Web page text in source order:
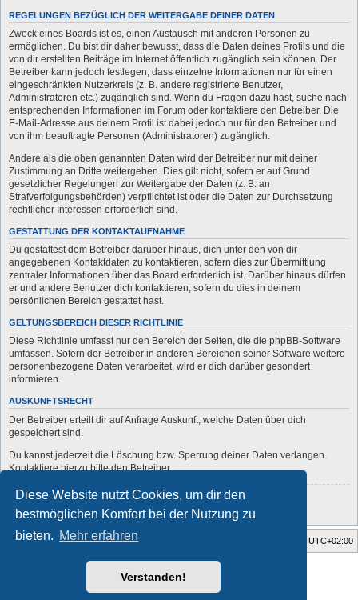
Diese Website nutzt Cookies, um dir den
bestmöglichen Komfort bei der Nutzung zu
bieten. Mehr erfahren
Verstanden!
REGELUNGEN BEZÜGLICH DER WEITERGABE DEINER DATEN
Zweck eines Boards ist es, einen Austausch mit anderen Personen zu
ermöglichen. Du bist dir daher bewusst, dass die Daten deines Profils und die
von dir erstellten Beiträge im Internet öffentlich zugänglich sein können. Der
Betreiber kann jedoch festlegen, dass einzelne Informationen nur für einen
eingeschränkten Nutzerkreis (z. B. andere registrierte Benutzer,
Administratoren etc.) zugänglich sind. Wenn du Fragen dazu hast, suche nach
entsprechenden Informationen im Forum oder kontaktiere den Betreiber. Die
E-Mail-Adresse aus deinem Profil ist dabei jedoch nur für den Betreiber und
von ihm beauftragte Personen (Administratoren) zugänglich.
Andere als die oben genannten Daten wird der Betreiber nur mit deiner
Zustimmung an Dritte weitergeben. Dies gilt nicht, sofern er auf Grund
gesetzlicher Regelungen zur Weitergabe der Daten (z. B. an
Strafverfolgungsbehörden) verpflichtet ist oder die Daten zur Durchsetzung
rechtlicher Interessen erforderlich sind.
GESTATTUNG DER KONTAKTAUFNAHME
Du gestattest dem Betreiber darüber hinaus, dich unter den von dir
angegebenen Kontaktdaten zu kontaktieren, sofern dies zur Übermittlung
zentraler Informationen über das Board erforderlich ist. Darüber hinaus dürfen
er und andere Benutzer dich kontaktieren, sofern du dies in deinem
persönlichen Bereich gestattet hast.
GELTUNGSBEREICH DIESER RICHTLINIE
Diese Richtlinie umfasst nur den Bereich der Seiten, die die phpBB-Software
umfassen. Sofern der Betreiber in anderen Bereichen seiner Software weitere
personenbezogene Daten verarbeitet, wird er dich darüber gesondert
informieren.
AUSKUNFTSRECHT
Der Betreiber erteilt dir auf Anfrage Auskunft, welche Daten über dich
gespeichert sind.
Du kannst jederzeit die Löschung bzw. Sperrung deiner Daten verlangen.
Kontaktiere hierzu bitte den Betreiber.
Zurück zur vorherigen Seite
Startseite Foren-Übersicht UTC+02:00
forum
Powered byphpBB® Forum Software © phpBB Limited
phpBB.de